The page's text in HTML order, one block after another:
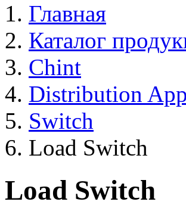
Главная
Каталог
Chint
Distribution
Switch
Load Switch
Load Switch